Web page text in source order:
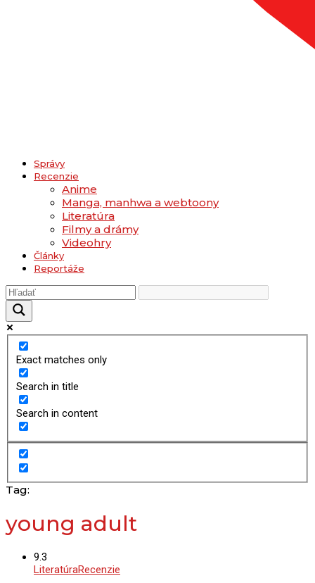
Správy
Recenzie
Anime
Manga, manhwa a webtoony
Literatúra
Filmy a drámy
Videohry
Články
Reportáže
Exact matches only
Search in title
Search in content
Tag:
young adult
9.3
LiteratúraRecenzie